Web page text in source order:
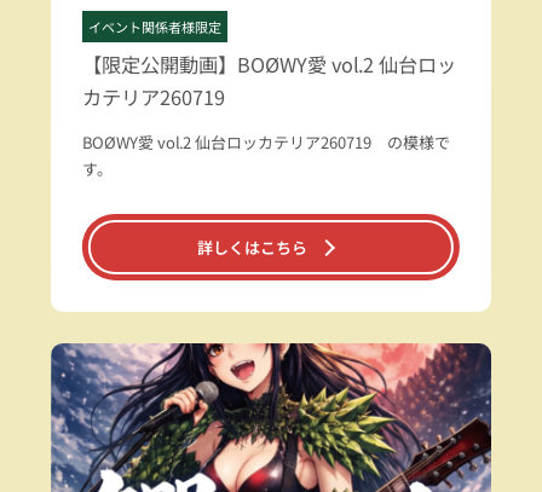
イベント関係者様限定
【限定公開動画】BOØWY愛 vol.2 仙台ロッ
カテリア260719
BOØWY愛 vol.2 仙台ロッカテリア260719 の模様で
す。
詳しくはこちら